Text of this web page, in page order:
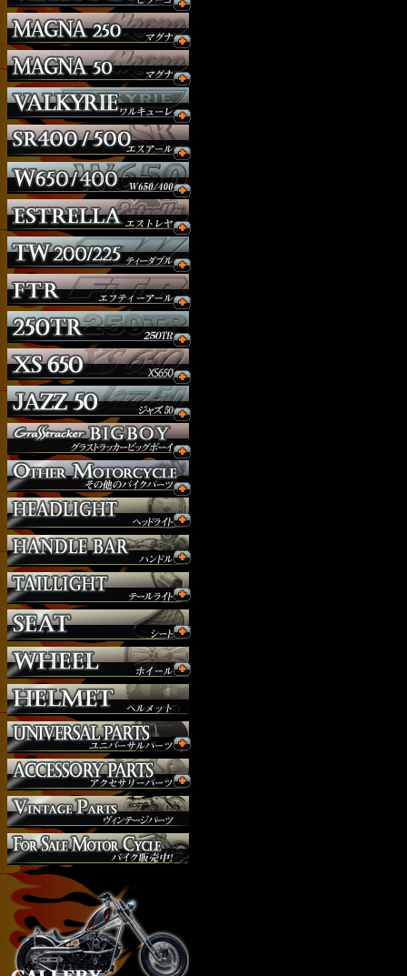
ウインカー
オーダー
ガソリンタンク
サイドナンバー
サスペンション
シート
ジョッキーシフト
ハンドルバー
ハンドル周り
ヘッドライト
マフラー
外装パーツ